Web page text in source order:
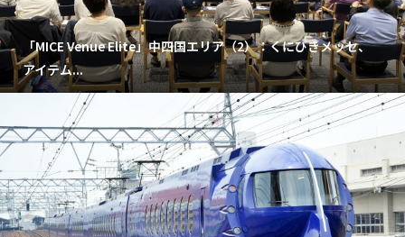
「MICE Venue Elite」中四国エリア（2）：くにびきメッセ、
アイテム...